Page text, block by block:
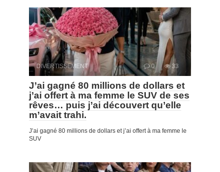
DIVERTISSEMENT 0 33
J’ai gagné 80 millions de dollars et
j’ai offert à ma femme le SUV de ses
rêves… puis j’ai découvert qu’elle
m’avait trahi.
J’ai gagné 80 millions de dollars et j’ai offert à ma femme le
SUV